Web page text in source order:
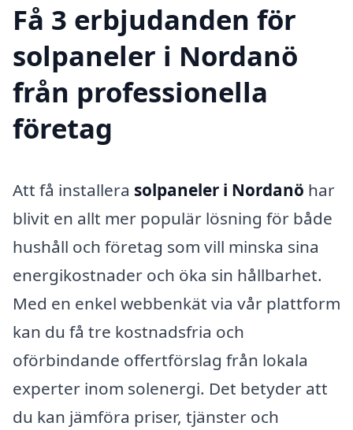
Få 3 erbjudanden för
solpaneler i Nordanö
från professionella
företag
Att få installera solpaneler i Nordanö har
blivit en allt mer populär lösning för både
hushåll och företag som vill minska sina
energikostnader och öka sin hållbarhet.
Med en enkel webbenkät via vår plattform
kan du få tre kostnadsfria och
oförbindande offertförslag från lokala
experter inom solenergi. Det betyder att
du kan jämföra priser, tjänster och